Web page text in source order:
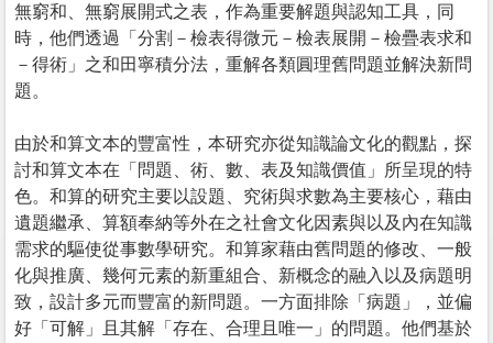
無窮和、無窮展開式之表，作為重要解題與認知工具，同
時，他們透過「分割－檢表得微元－檢表展開－檢疊表求和
－得術」之和田寧積分法，重解各類圓理舊問題並解決新問
題。
由於和算文本的豐富性，本研究亦從知識論文化的觀點，探
討和算文本在「問題、術、數、表及知識價值」所呈現的特
色。和算的研究主要以設題、究術與求數為主要核心，藉由
遺題繼承、算額奉納等外在之社會文化因素與以及內在知識
需求的驅使從事數學研究。和算家藉由舊問題的修改、一般
化與推廣、幾何元素的新重組合、新概念的融入以及病題明
致，設計多元而豐富的新問題。一方面排除「病題」，並偏
好「可解」且其解「存在、合理且唯一」的問題。他們基於